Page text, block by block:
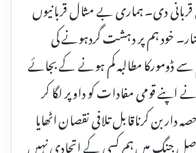
دی۔ ہماری بے مثال قربانیوں
خود ہم پر دہشت گردہونے کی
مطالبہ کم ہونے کے بجائے
اپنے قومی مفادات کو داو پر لگا کر
بن کرناقابل تلافی نقصان اٹھایا
میں ہم کسی کے اتحادی نہیں